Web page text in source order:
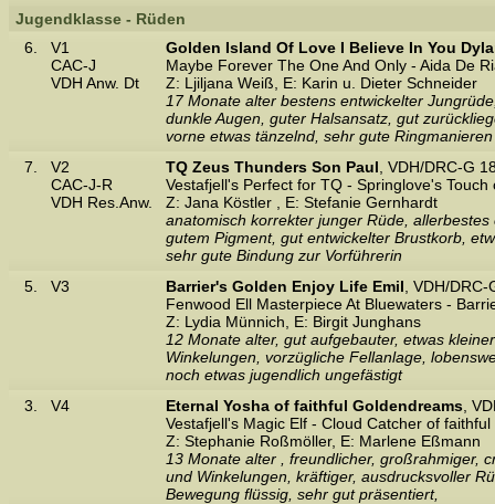
Jugendklasse - Rüden
6.
V1
CAC-J
VDH Anw. Dt
Golden Island Of Love I Believe In You
Maybe Forever The One And Only - Aida De
Z: Ljiljana Weiß, E: Karin u. Dieter Schneider
17 Monate alter bestens entwickelter
dunkle Augen, guter Halsansatz, gut
vorne etwas tänzelnd, sehr gute Ringmanieren
7.
V2
CAC-J-R
VDH Res.Anw.
TQ Zeus Thunders Son Paul , VDH/DRC-G
Vestafjell's Perfect for TQ - Springlove's Touch
Z: Jana Köstler , E: Stefanie Gernhardt
anatomisch korrekter junger Rüde,
gutem Pigment, gut entwickelter Brustkorb,
sehr gute Bindung zur Vorführerin
5.
V3 Barrier's Golden Enjoy Life Emil , VDH/
Fenwood Ell Masterpiece At Bluewaters -
Z: Lydia Münnich, E: Birgit Junghans
12 Monate alter, gut aufgebauter, etwas
Winkelungen, vorzügliche Fellanlage,
noch etwas jugendlich ungefästigt
3.
V4 Eternal Yosha of faithful Goldendreams ,
Vestafjell's Magic Elf - Cloud Catcher of
Z: Stephanie Roßmöller, E: Marlene Eßmann
13 Monate alter , freundlicher, großrahmiger,
und Winkelungen, kräftiger, ausdrucksvoller
Bewegung flüssig, sehr gut präsentiert,